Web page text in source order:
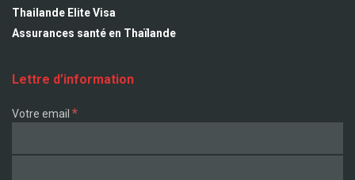
Thailande Elite Visa
Assurances santé en Thaïlande
Lettre d’information
Votre email *